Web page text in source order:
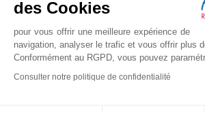
des Cookies
pour vous offrir une meilleure expérience de
navigation, analyser le trafic et vous offrir plus
Conformément au RGPD, vous pouvez
Consulter notre politique de confidentialité
4P : Les
nouvelles
technologies
numériques au
service de la
AVR